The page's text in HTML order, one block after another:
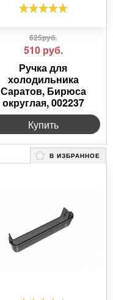
625руб.
510 руб.
Ручка для
холодильника
Саратов, Бирюса
округлая, 002237
Купить
В ИЗБРАННОЕ